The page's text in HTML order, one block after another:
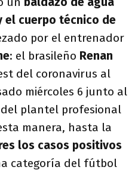
el cuerpo técnico de
por el entrenador
: el brasileño Renan
del coronavirus al
miércoles 6 junto al
plantel profesional
manera, hasta la
los casos positivos
categoría del fútbol